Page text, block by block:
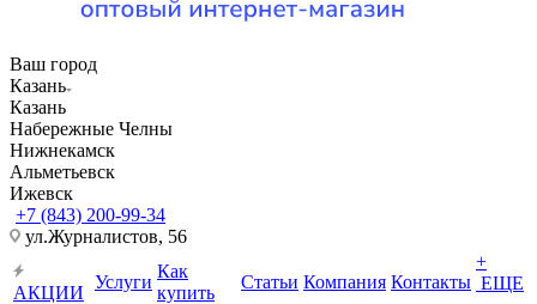
Ваш город
Казань
Казань
Набережные Челны
Нижнекамск
Альметьевск
Ижевск
+7 (843) 200-99-34
ул.Журналистов, 56
АКЦИИ
Услуги
Как
купить
Статьи Компания Контакты
+
ЕЩЕ